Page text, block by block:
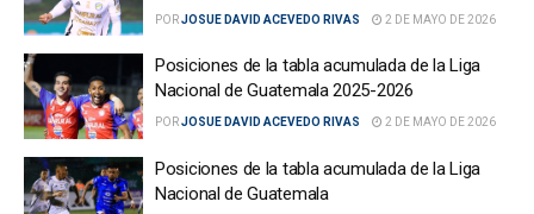
PORJOSUE DAVID ACEVEDO RIVAS 2 DE MAYO DE 2026
Posiciones de la tabla acumulada de la Liga
Nacional de Guatemala 2025-2026
PORJOSUE DAVID ACEVEDO RIVAS 2 DE MAYO DE 2026
Posiciones de la tabla acumulada de la Liga
Nacional de Guatemala